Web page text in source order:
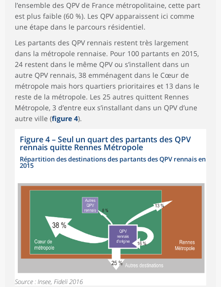
l’ensemble des QPV de France métropolitaine, cette part
est plus faible (60 %). Les QPV apparaissent ici comme
une étape dans le parcours résidentiel.
Les partants des QPV rennais restent très largement
dans la métropole rennaise. Pour 100 partants en 2015,
24 restent dans le même QPV ou s’installent dans un
autre QPV rennais, 38 emménagent dans le Cœur de
métropole mais hors quartiers prioritaires et 13 dans le
reste de la métropole. Les 25 autres quittent Rennes
Métropole, 3 d’entre eux s’installant dans un QPV d’une
autre ville (figure 4).
Figure 4–Seul un quart des partants des QPV
rennais quitte Rennes Métropole
Répartition des destinations des partants des QPV rennais en
2015
Source : Insee, Fideli 2016